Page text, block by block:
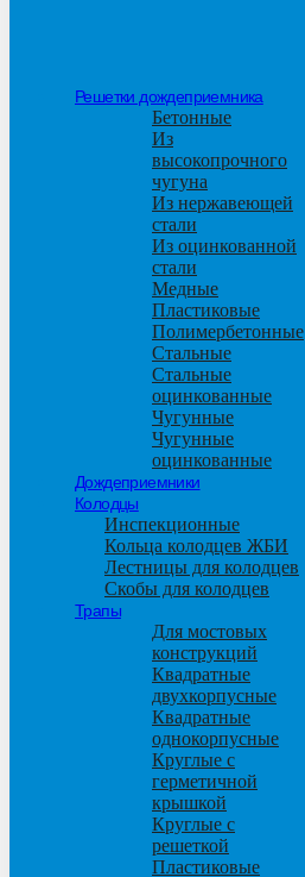
Решетки дождеприемника
Бетонные
Из
высокопрочного
чугуна
Из нержавеющей
стали
Из оцинкованной
стали
Медные
Пластиковые
Полимербетонные
Стальные
Стальные
оцинкованные
Чугунные
Чугунные
оцинкованные
Дождеприемники
Колодцы
Инспекционные
Кольца колодцев ЖБИ
Лестницы для колодцев
Скобы для колодцев
Трапы
Для мостовых
конструкций
Квадратные
двухкорпусные
Квадратные
однокорпусные
Круглые с
герметичной
крышкой
Круглые с
решеткой
Пластиковые